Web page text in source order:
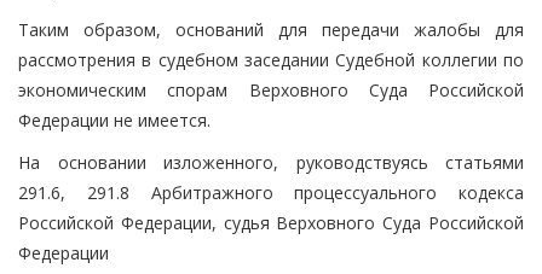
Таким образом, оснований для передачи жалобы для
рассмотрения в судебном заседании Судебной коллегии по
экономическим спорам Верховного Суда Российской
Федерации не имеется.
На основании изложенного, руководствуясь статьями
291.6, 291.8 Арбитражного процессуального кодекса
Российской Федерации, судья Верховного Суда Российской
Федерации